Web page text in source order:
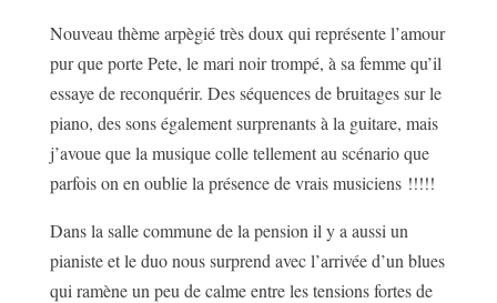
Nouveau thème arpègié très doux qui représente l’amour
pur que porte Pete, le mari noir trompé, à sa femme qu’il
essaye de reconquérir. Des séquences de bruitages sur le
piano, des sons également surprenants à la guitare, mais
j’avoue que la musique colle tellement au scénario que
parfois on en oublie la présence de vrais musiciens !!!!!
Dans la salle commune de la pension il y a aussi un
pianiste et le duo nous surprend avec l’arrivée d’un blues
qui ramène un peu de calme entre les tensions fortes de